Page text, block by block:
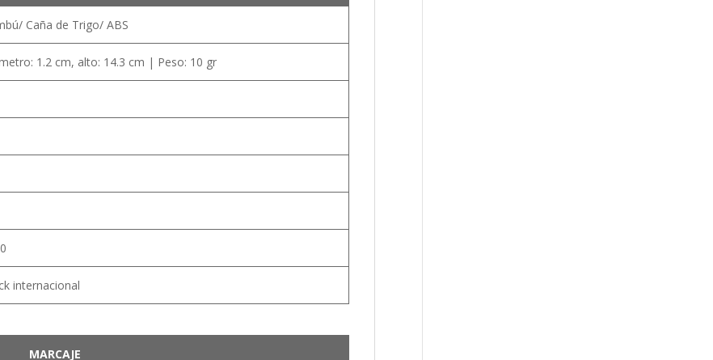
Caña de Trigo/ ABS
1.2 cm, alto: 14.3 cm | Peso: 10 gr
internacional
MARCAJE